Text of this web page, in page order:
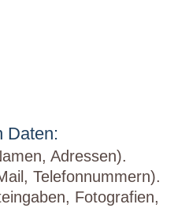
Daten:
Adressen).
Telefonnummern).
Fotografien,